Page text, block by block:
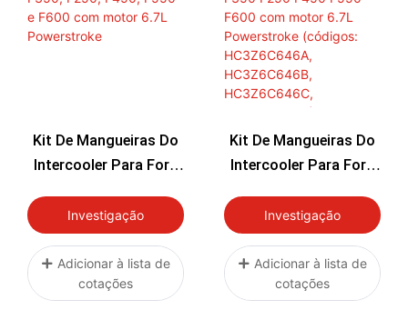
Kit De Mangueiras Do
Intercooler Para Ford
E F600 Com Motor
6.7L Powerstroke
Investigação
Adicionar à lista de
cotações
Kit De Mangueiras Do
Intercooler Para Ford
F600 Com Motor 6.7L
Powerstroke (códigos:
HC3Z6C646A,
HC3Z6C646B,
Investigação
Adicionar à lista de
cotações